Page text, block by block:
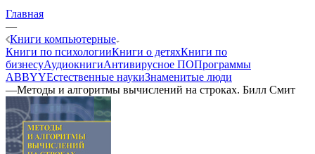
Главная
—
Книги компьютерные
Книги по психологииКниги о детяхКниги по
бизнесуАудиокнигиАнтивирусное ПОПрограммы
ABBYYЕстественные наукиЗнаменитые люди
—Методы и алгоритмы вычислений на строках. Билл Смит